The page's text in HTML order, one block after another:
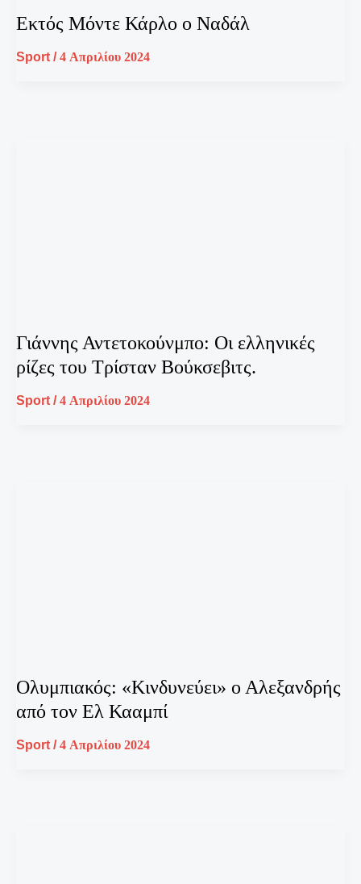
Εκτός Μόντε Κάρλο ο Ναδάλ
Sport /4 Απριλίου 2024
Γιάννης Αντετοκούνμπο: Οι ελληνικές
ρίζες του Τρίσταν Βούκσεβιτς.
Sport /4 Απριλίου 2024
Ολυμπιακός: «Κινδυνεύει» ο Αλεξανδρής
από τον Ελ Κααμπί
Sport /4 Απριλίου 2024